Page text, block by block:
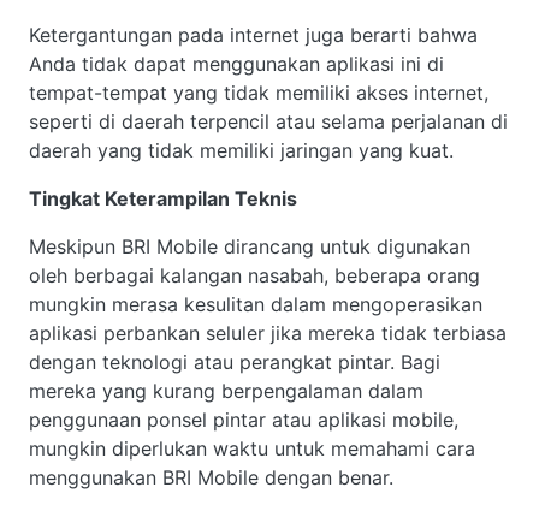
Ketergantungan pada internet juga berarti bahwa
Anda tidak dapat menggunakan aplikasi ini di
tempat-tempat yang tidak memiliki akses internet,
seperti di daerah terpencil atau selama perjalanan di
daerah yang tidak memiliki jaringan yang kuat.
Tingkat Keterampilan Teknis
Meskipun BRI Mobile dirancang untuk digunakan
oleh berbagai kalangan nasabah, beberapa orang
mungkin merasa kesulitan dalam mengoperasikan
aplikasi perbankan seluler jika mereka tidak terbiasa
dengan teknologi atau perangkat pintar. Bagi
mereka yang kurang berpengalaman dalam
penggunaan ponsel pintar atau aplikasi mobile,
mungkin diperlukan waktu untuk memahami cara
menggunakan BRI Mobile dengan benar.